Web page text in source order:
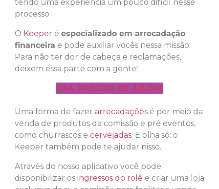
tendo uma experiência um pouco difícil nesse
processo.
O Keeper é especializado em arrecadação
financeira e pode auxiliar vocês nessa missão.
Para não ter dor de cabeça e reclamações,
deixem essa parte com a gente!
UFA, PRECISO DE AJUDA!
Uma forma de fazer arrecadações é por meio da
venda de produtos da comissão e pré eventos,
como churrascos e cervejadas. E olha só: o
Keeper também pode te ajudar nisso.
Através do nosso aplicativo você pode
disponibilizar os ingressos do rolê e criar uma loja